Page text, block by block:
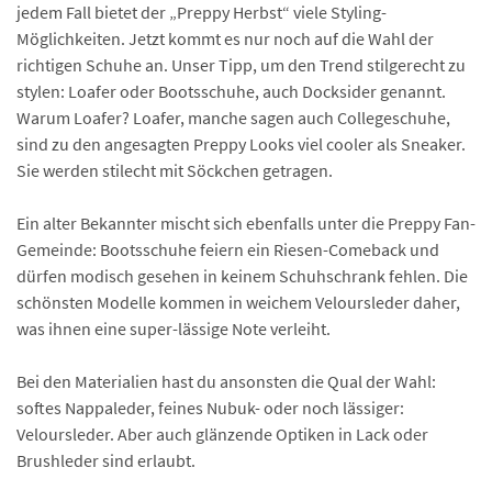
jedem Fall bietet der „Preppy Herbst“ viele Styling-
Möglichkeiten. Jetzt kommt es nur noch auf die Wahl der
richtigen Schuhe an. Unser Tipp, um den Trend stilgerecht zu
stylen: Loafer oder Bootsschuhe, auch Docksider genannt.
Warum Loafer? Loafer, manche sagen auch Collegeschuhe,
sind zu den angesagten Preppy Looks viel cooler als Sneaker.
Sie werden stilecht mit Söckchen getragen.
Ein alter Bekannter mischt sich ebenfalls unter die Preppy Fan-
Gemeinde: Bootsschuhe feiern ein Riesen-Comeback und
dürfen modisch gesehen in keinem Schuhschrank fehlen. Die
schönsten Modelle kommen in weichem Veloursleder daher,
was ihnen eine super-lässige Note verleiht.
Bei den Materialien hast du ansonsten die Qual der Wahl:
softes Nappaleder, feines Nubuk- oder noch lässiger:
Veloursleder. Aber auch glänzende Optiken in Lack oder
Brushleder sind erlaubt.